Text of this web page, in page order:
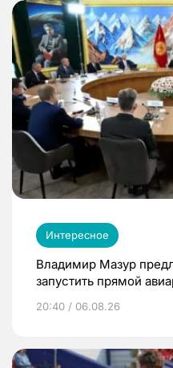
Интересное
Владимир Мазур
запустить прямой
20:40 / 06.08.26